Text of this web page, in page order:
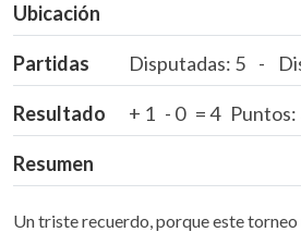
Ubicación
Partidas Disputadas: 5 -
Resultado + 1 - 0 = 4 Puntos:
Resumen
Un triste recuerdo, porque este torneo